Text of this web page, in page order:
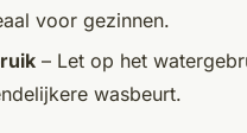
voor gezinnen.
– Let op het
wasbeurt.